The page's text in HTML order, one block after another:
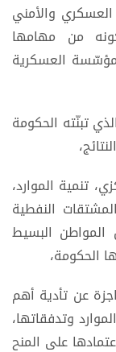
والأمني
من مهامها
العسكرية
تبنّته الحكومة
تنمية الموارد،
النفطية
المواطن البسيط
الحكومة،
عن تأدية أهم
وتدفقاتها،
على المنح